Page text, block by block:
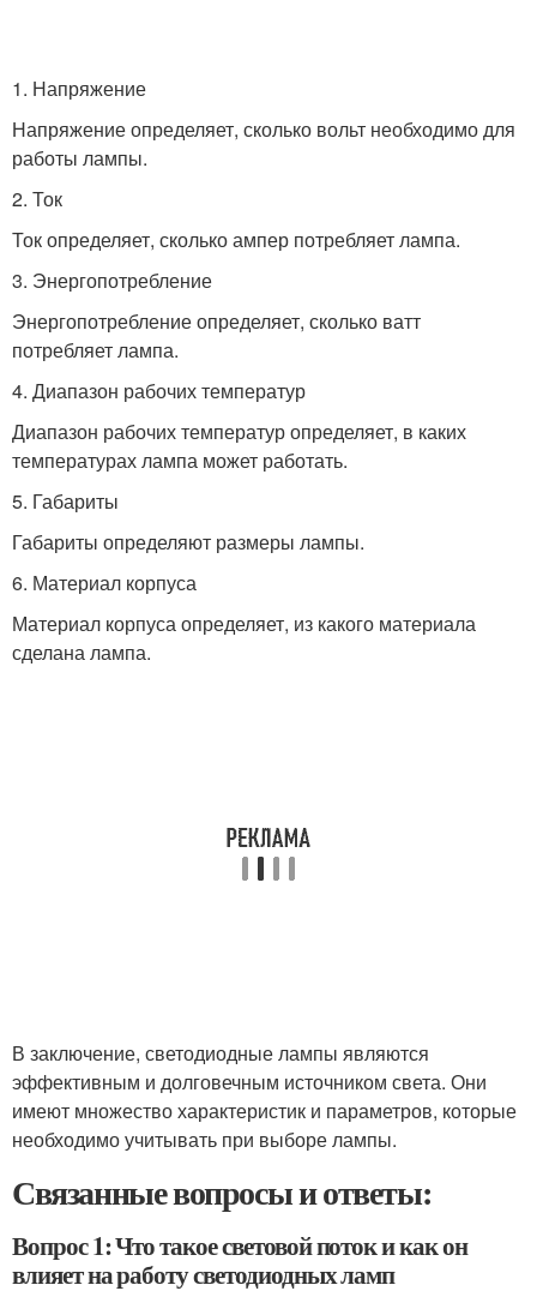
1. Напряжение
Напряжение определяет, сколько вольт необходимо для
работы лампы.
2. Ток
Ток определяет, сколько ампер потребляет лампа.
3. Энергопотребление
Энергопотребление определяет, сколько ватт
потребляет лампа.
4. Диапазон рабочих температур
Диапазон рабочих температур определяет, в каких
температурах лампа может работать.
5. Габариты
Габариты определяют размеры лампы.
6. Материал корпуса
Материал корпуса определяет, из какого материала
сделана лампа.
В заключение, светодиодные лампы являются
эффективным и долговечным источником света. Они
имеют множество характеристик и параметров, которые
необходимо учитывать при выборе лампы.
Связанные вопросы и ответы:
Вопрос 1: Что такое световой поток и как он
влияет на работу светодиодных ламп